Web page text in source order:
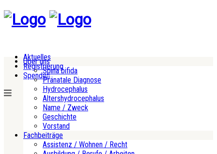
Aktuelles
Registrierung
Spenden
Über uns
Spina bifida
Pränatale Diagnose
Hydrocephalus
Altershydrocephalus
Name / Zweck
Geschichte
Vorstand
Fachbeiträge
Assistenz / Wohnen / Recht